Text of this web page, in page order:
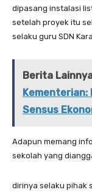
dipasang instalasi
setelah proyek itu
selaku guru SDN
Berita
Kementerian:
Sensus
Adapun memang
sekolah yang
dirinya selaku pihak